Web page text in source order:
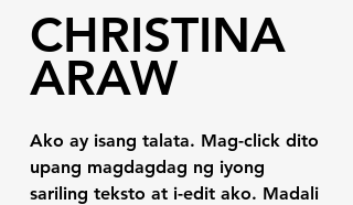
CHRISTINA
ARAW
Ako ay isang talata. Mag-click dito
upang magdagdag ng iyong
sariling teksto at i-edit ako. Madali